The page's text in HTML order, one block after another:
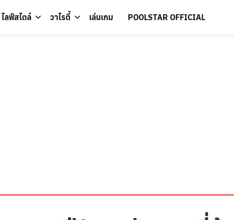
ไลฟ์สไตล์ วาไรตี้ เล่นเกม POOLSTAR OFFICIAL